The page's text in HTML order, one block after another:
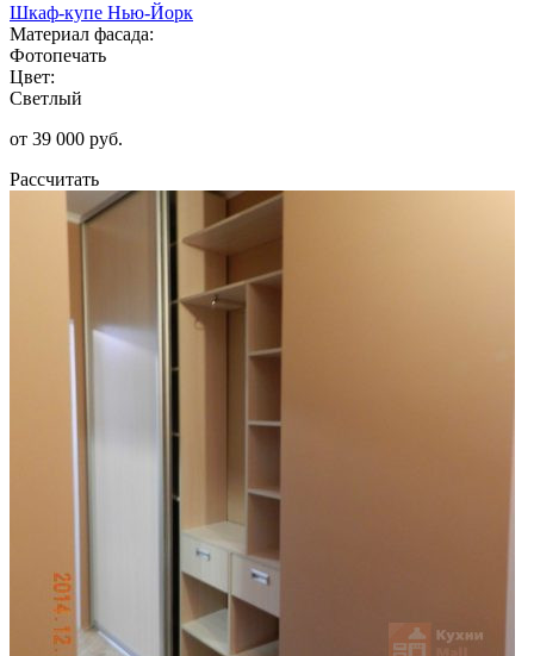
Шкаф-купе Нью-Йорк
Материал фасада:
Фотопечать
Цвет:
Светлый
от 39 000 руб.
Рассчитать